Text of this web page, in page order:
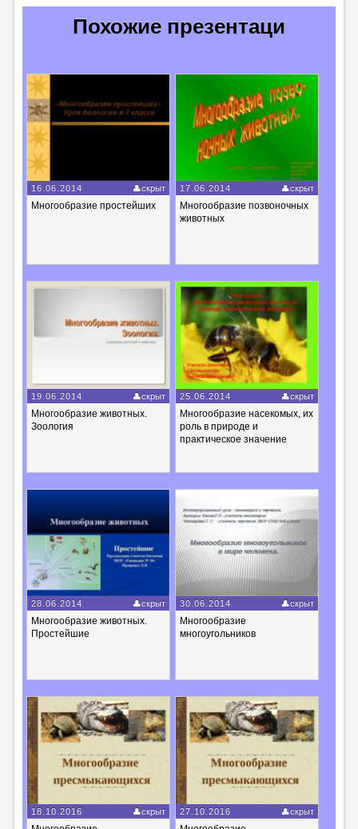
Похожие презентаци
16.06.2014 скрыт
Многообразие простейших
17.06.2014 скрыт
Многообразие позвоночных
животных
19.06.2014 скрыт
Многообразие животных.
Зоология
25.06.2014 скрыт
Многообразие насекомых, их
роль в природе и
практическое значение
28.06.2014 скрыт
Многообразие животных.
Простейшие
30.06.2014 скрыт
Многообразие
многоугольников
18.10.2016 скрыт 27.10.2016 скрыт